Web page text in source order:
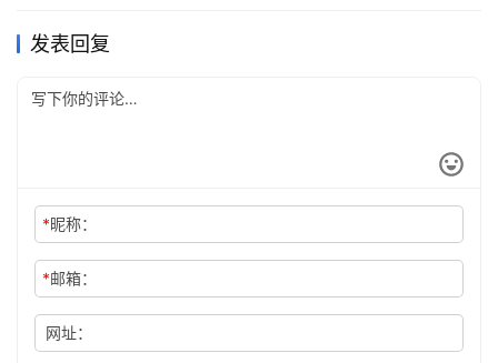
发表回复
*昵称：
*邮箱：
网址：